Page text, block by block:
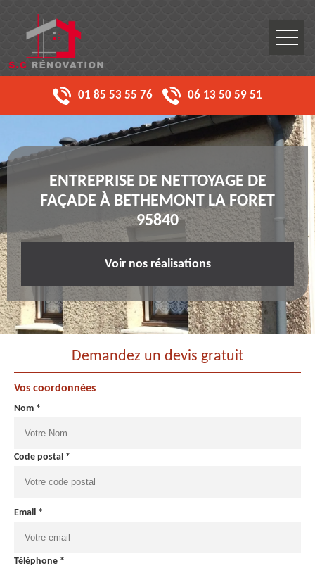
01 85 53 55 76 06 13 50 59 51
ENTREPRISE DE NETTOYAGE DE
FAÇADE À BETHEMONT LA FORET
95840
Voir nos réalisations
Demandez un devis gratuit
Vos coordonnées
Nom *
Code postal *
Email *
Téléphone *